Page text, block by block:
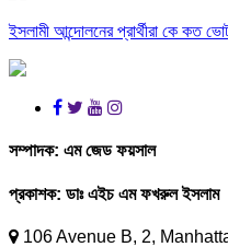
ইসলামী আন্দোলনের প্রার্থীরা কে কত
সম্পাদক: এম জেড ফয়সাল
প্রকাশক: ডাঃ এইচ এম ফখরুল ইসলাম
106 Avenue B, 2,